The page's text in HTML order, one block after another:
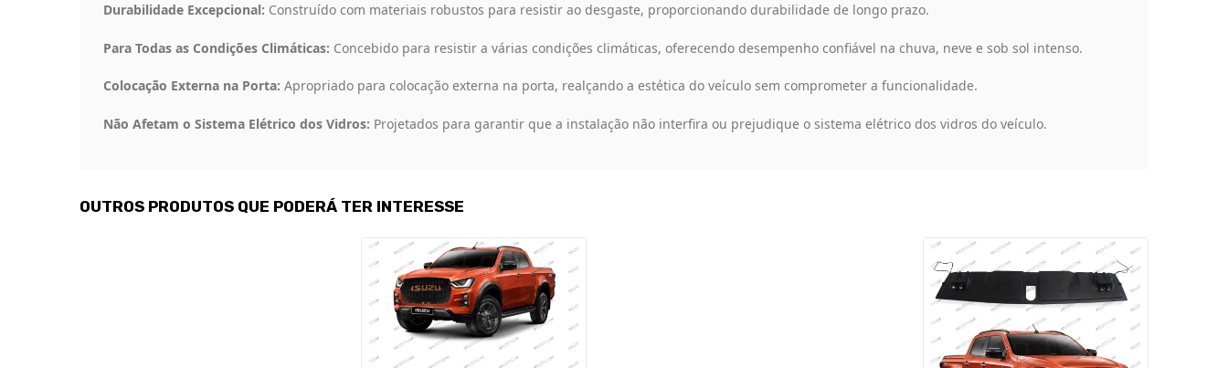
Durabilidade Excepcional: Construído com materiais robustos para resistir ao desgaste, proporcionando durabilidade de longo prazo.
Para Todas as Condições Climáticas: Concebido para resistir a várias condições climáticas, oferecendo desempenho confiável na chuva, neve e sob sol intenso.
Colocação Externa na Porta: Apropriado para colocação externa na porta, realçando a estética do veículo sem comprometer a funcionalidade.
Não Afetam o Sistema Elétrico dos Vidros: Projetados para garantir que a instalação não interfira ou prejudique o sistema elétrico dos vidros do veículo.
OUTROS PRODUTOS QUE PODERÁ TER INTERESSE